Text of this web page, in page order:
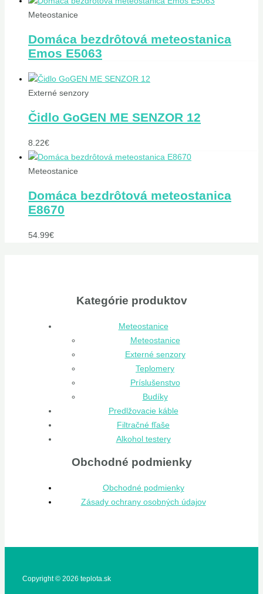
Meteostanice
Domáca bezdrôtová meteostanica
Emos E5063
Externé senzory
Čidlo GoGEN ME SENZOR 12
8.22€
Meteostanice
Domáca bezdrôtová meteostanica
E8670
54.99€
Kategórie produktov
Meteostanice
Meteostanice
Externé senzory
Teplomery
Príslušenstvo
Budíky
Predlžovacie káble
Filtračné fľaše
Alkohol testery
Obchodné podmienky
Obchodné podmienky
Zásady ochrany osobných údajov
Copyright © 2026 teplota.sk